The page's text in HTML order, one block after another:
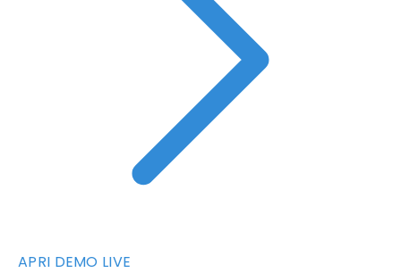
APRI DEMO LIVE